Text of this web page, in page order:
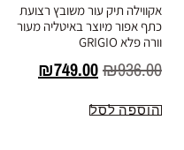
אקווילה תיק עור משובץ רצועת
כתף אפור מיוצר באיטליה מעור
וורה פלא GRIGIO
₪936.00
₪749.00
הוספה לסל